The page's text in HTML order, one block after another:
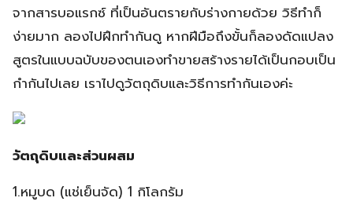
จากสารบอแรกซ์ ที่เป็นอันตรายกับร่างกายด้วย วิธีทำก็
ง่ายมาก ลองไปฝึกทำกันดู หากฝีมือถึงขั้นก็ลองดัดแปลง
สูตรในแบบฉบับของตนเองทำขายสร้างรายได้เป็นกอบเป็น
กำกันไปเลย เราไปดูวัตถุดิบและวิธีการทำกันเองค่ะ
วัตถุดิบและส่วนผสม
1.หมูบด (แช่เย็นจัด) 1 กิโลกรัม